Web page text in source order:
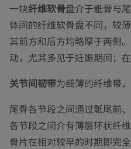
一块纤维软骨盘介于骶骨与
体间的纤维软骨盘不同，较
其前方和后方均略厚于两侧
动，尤其多见于妊娠期间；
关节间韧带为细薄的纤维带
尾骨各节段之间通过骶尾前
各节段之间介有薄层环状纤
骨片在相对较早的时期即完